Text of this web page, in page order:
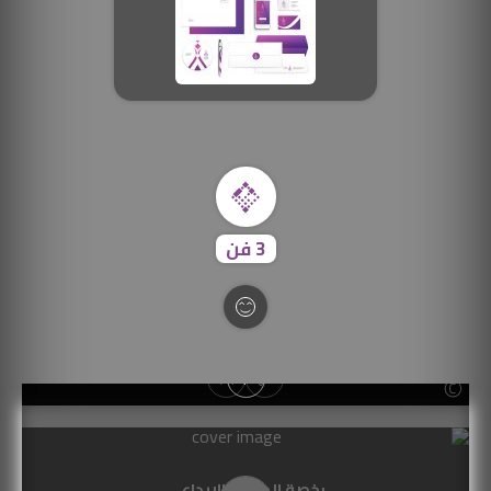
3فن
SOUFIANE Abid